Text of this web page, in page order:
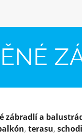
zábradlí a
,terasu,